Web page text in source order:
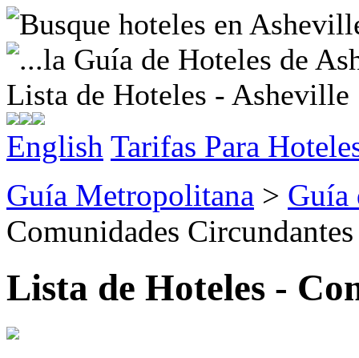
Lista de Hoteles - Asheville
English Tarifas Para
Guía Metropolitana > Guía
Comunidades Circundantes
Lista de Hoteles -